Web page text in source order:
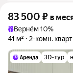
83 500 ₽ в
Вернём 10%
41 м²
2-комн.
3D-тур